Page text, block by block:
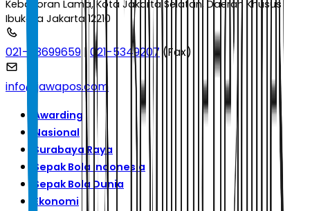
Kebayoran Lama, Kota Jakarta Selatan, Daerah Khusus
Ibukota Jakarta 12210
021-53699659 |021-5349207(Fax)
info@jawapos.com
Awarding
Nasional
Surabaya Raya
Sepak Bola Indonesia
Sepak Bola Dunia
Ekonomi